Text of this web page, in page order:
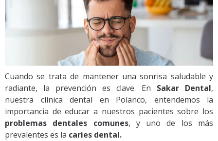
Cuando se trata de mantener una sonrisa saludable y
radiante, la prevención es clave. En Sakar Dental,
nuestra clínica dental en Polanco, entendemos la
importancia de educar a nuestros pacientes sobre los
problemas dentales comunes, y uno de los más
prevalentes es la caries dental.